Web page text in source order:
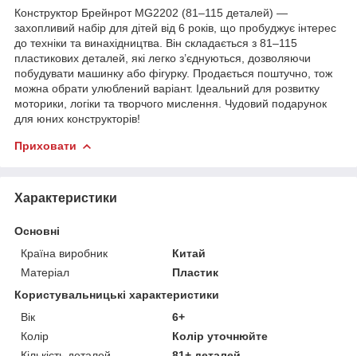
Конструктор Брейнрот MG2202 (81–115 деталей) —
захопливий набір для дітей від 6 років, що пробуджує інтерес
до техніки та винахідництва. Він складається з 81–115
пластикових деталей, які легко з’єднуються, дозволяючи
побудувати машинку або фігурку. Продається поштучно, тож
можна обрати улюблений варіант. Ідеальний для розвитку
моторики, логіки та творчого мислення. Чудовий подарунок
для юних конструкторів!
Приховати
Характеристики
Основні
Країна виробник
Китай
Матеріал
Пластик
Користувальницькі характеристики
Вік
6+
Колір
Колір уточнюйте